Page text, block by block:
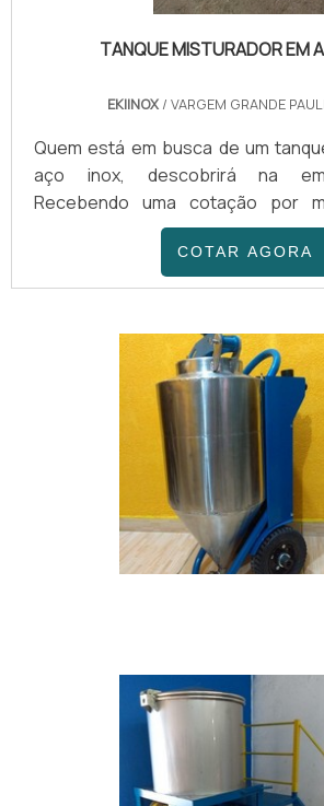
TANQUE MISTURADOR EM
EKIINOX / VARGEM GRANDE
Quem está em busca de um
aço inox, descobrirá na
Recebendo uma cotação por
companhia e encontrando
área de atuação, a
assertiva. Quando o tema é
benefício com comprometimento
dos clientes, fatores que ajudam a
negócio.INFORMAÇÕES RELEV...
COTAR AGORA